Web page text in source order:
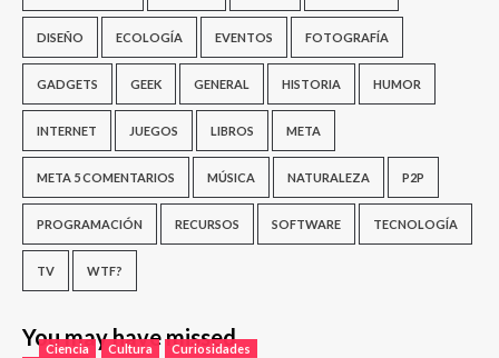
DISEÑO ECOLOGÍA EVENTOS FOTOGRAFÍA
GADGETS GEEK GENERAL HISTORIA HUMOR
INTERNET JUEGOS LIBROS META
META 5 COMENTARIOS MÚSICA NATURALEZA P2P
PROGRAMACIÓN RECURSOS SOFTWARE TECNOLOGÍA
TV WTF?
You may have missed
Ciencia Cultura Curiosidades